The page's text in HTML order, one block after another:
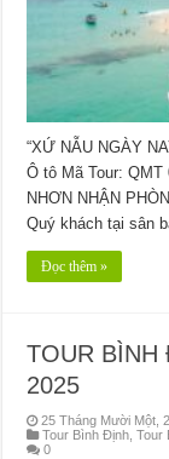
“XỨ NẪU NGÀY
Ô tô Mã Tour:
NHƠN NHẬN
Quý khách tại sân
Đọc thêm »
TOUR BÌNH
2025
25 Tháng Mười Một,
Tour Bình Định ,Tour
0